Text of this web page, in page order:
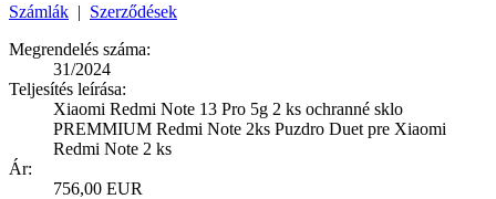
Számlák | Szerződések
Megrendelés száma:
31/2024
Teljesítés leírása:
Xiaomi Redmi Note 13 Pro 5g 2 ks ochranné sklo
PREMMIUM Redmi Note 2ks Puzdro Duet pre Xiaomi
Redmi Note 2 ks
Ár:
756,00 EUR